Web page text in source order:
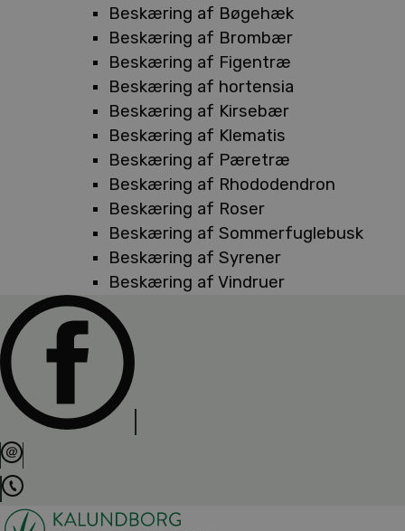
Beskæring af Bøgehæk
Beskæring af Brombær
Beskæring af Figentræ
Beskæring af hortensia
Beskæring af Kirsebær
Beskæring af Klematis
Beskæring af Pæretræ
Beskæring af Rhododendron
Beskæring af Roser
Beskæring af Sommerfuglebusk
Beskæring af Syrener
Beskæring af Vindruer